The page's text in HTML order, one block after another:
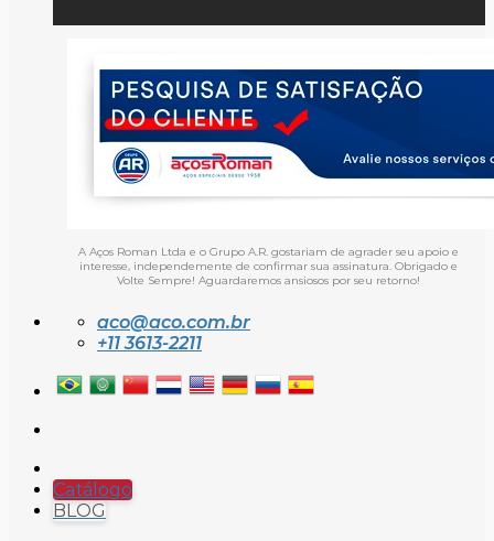
A Aços Roman Ltda e o Grupo A.R. gostariam de agrader seu apoio e
interesse, independemente de confirmar sua assinatura. Obrigado e
Volte Sempre! Aguardaremos ansiosos por seu retorno!
aco@aco.com.br
+11 3613-2211
Catálogo
BLOG